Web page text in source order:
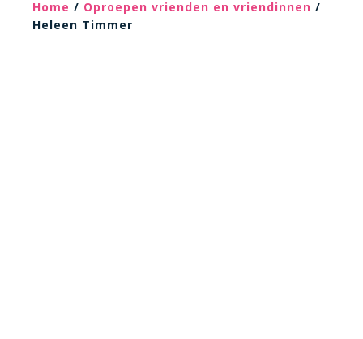
Home / Oproepen vrienden en vriendinnen /
Heleen Timmer